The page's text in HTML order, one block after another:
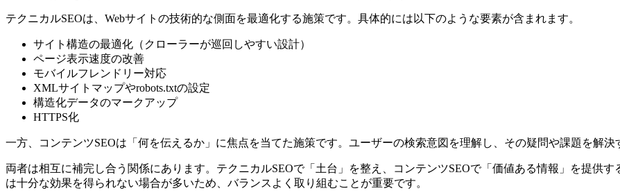
テクニカルSEOは、Webサイトの技術的な側面を最適化する施策です。具体的には以下のような要素が含まれます。
サイト構造の最適化（クローラーが巡回しやすい設計）
ページ表示速度の改善
モバイルフレンドリー対応
XMLサイトマップやrobots.txtの設定
構造化データのマークアップ
HTTPS化
一方、コンテンツSEOは「何を伝えるか」に焦点を当てた施策です。ユーザーの検索意図を理解し、その疑問や課題を解決
両者は相互に補完し合う関係にあります。テクニカルSEOで「土台」を整え、コンテンツSEOで「価値ある情報」を提供
は十分な効果を得られない場合が多いため、バランスよく取り組むことが重要です。